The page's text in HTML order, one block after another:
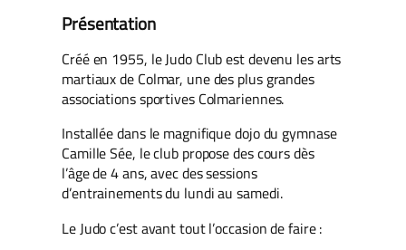
Présentation
Créé en 1955, le Judo Club est devenu les arts
martiaux de Colmar, une des plus grandes
associations sportives Colmariennes.
Installée dans le magnifique dojo du gymnase
Camille Sée, le club propose des cours dès
l’âge de 4 ans, avec des sessions
d’entrainements du lundi au samedi.
Le Judo c’est avant tout l’occasion de faire :